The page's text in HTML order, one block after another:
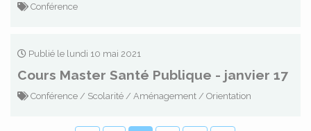
Conférence
Publié le lundi 10 mai 2021
Cours Master Santé Publique - janvier 17
Conférence / Scolarité / Aménagement / Orientation